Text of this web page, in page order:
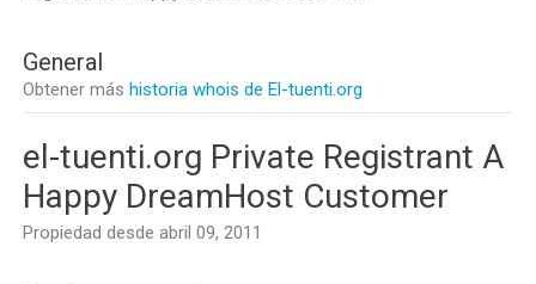
General
Obtener más historia whois de El-tuenti.org
el-tuenti.org Private Registrant A
Happy DreamHost Customer
Propiedad desde abril 09, 2011